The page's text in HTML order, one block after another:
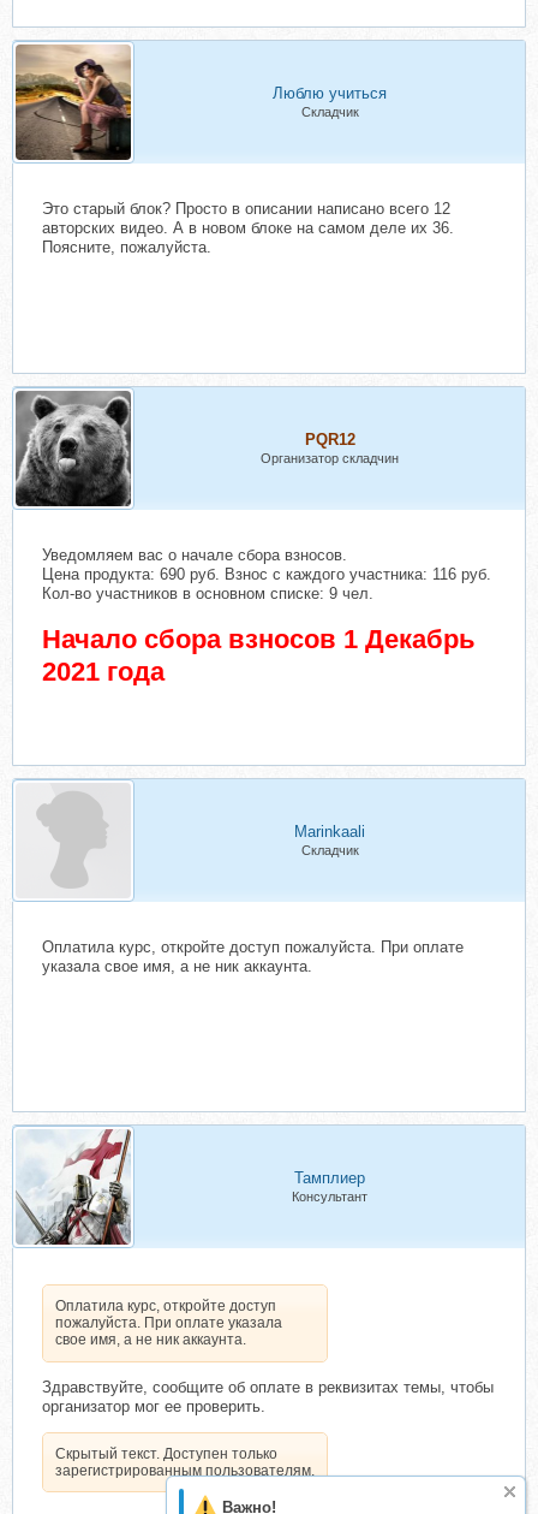
Важно!
Люблю учиться
Складчик
Это старый блок? Просто в описании написано всего 12
авторских видео. А в новом блоке на самом деле их 36.
Поясните, пожалуйста.
PQR12
Организатор складчин
Уведомляем вас о начале сбора взносов.
Цена продукта: 690 руб. Взнос с каждого участника: 116 руб.
Кол-во участников в основном списке: 9 чел.
Начало сбора взносов 1 Декабрь
2021 года
Marinkaali
Складчик
Оплатила курс, откройте доступ пожалуйста. При оплате
указала свое имя, а не ник аккаунта.
Тамплиер
Консультант
Оплатила курс, откройте доступ
пожалуйста. При оплате указала
свое имя, а не ник аккаунта.
Здравствуйте, сообщите об оплате в реквизитах темы, чтобы
организатор мог ее проверить.
Скрытый текст. Доступен только
зарегистрированным пользователям.